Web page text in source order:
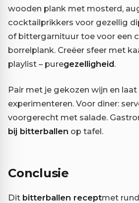
wooden plank met mosterd,
cocktailprikkers voor gezellig
of bittergarnituur toe voor een
borrelplank. Creëer sfeer met
playlist – puregezelligheid.
Pair met je gekozen wijn en
experimenteren. Voor diner:
voorgerecht met salade.
bij bitterballen op tafel.
Conclusie
Dit bitterballen receptmet